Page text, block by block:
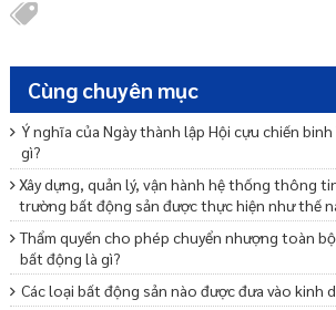
Cùng chuyên mục
Ý nghĩa của Ngày thành lập Hội cựu chiến
gì?
Xây dựng, quản lý, vận hành hệ thống thông
trường bất động sản được thực hiện như thế
Thẩm quyền cho phép chuyển nhượng toàn
bất động là gì?
Các loại bất động sản nào được đưa vào kinh